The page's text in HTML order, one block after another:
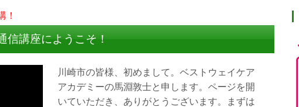
！
信講座にようこそ！
川崎市の皆様、初めまして。ベストウェイケア
アカデミーの馬淵敦士と申します。ページを開
いていただき、ありがとうございます。まずは